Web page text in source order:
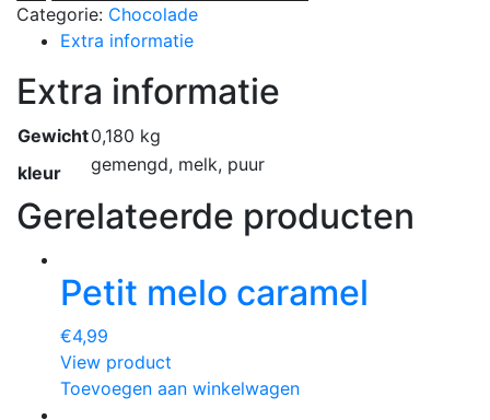
Categorie: Chocolade
Extra informatie
Extra informatie
Gewicht0,180 kg
kleur
gemengd, melk, puur
Gerelateerde producten
Petit melo caramel
€4,99
View product
Toevoegen aan winkelwagen